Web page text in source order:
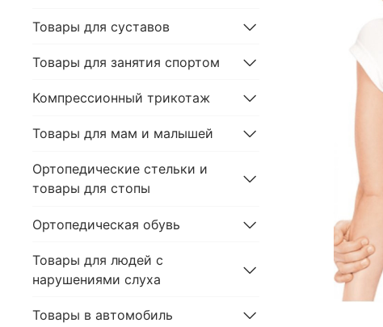
Товары для суставов
Товары для занятия спортом
Компрессионный трикотаж
Товары для мам и малышей
Ортопедические стельки и
товары для стопы
Ортопедическая обувь
Товары для людей с
нарушениями слуха
Товары в автомобиль